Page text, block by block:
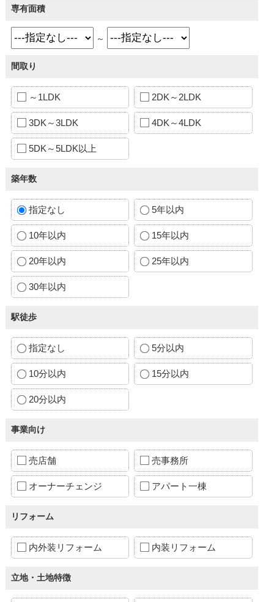
専有面積
～
間取り
～1LDK 2DK～2LDK
3DK～3LDK 4DK～4LDK
5DK～5LDK以上
築年数
指定なし 5年以内
10年以内 15年以内
20年以内 25年以内
30年以内
駅徒歩
指定なし 5分以内
10分以内 15分以内
20分以内
事業向け
売店舗 売事務所
オーナーチェンジ アパート一棟
リフォーム
内外装リフォーム 内装リフォーム
立地・土地特徴